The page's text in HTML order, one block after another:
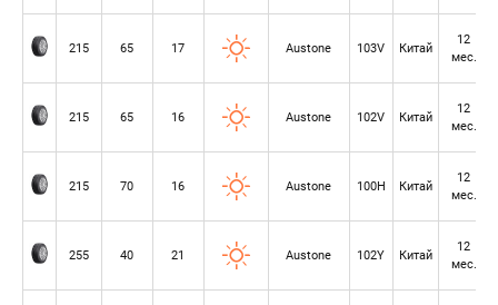
215 65 17 Austone 103V Китай
12
мес.
215 65 16 Austone 102V Китай
12
мес.
215 70 16 Austone 100H Китай
12
мес.
255 40 21 Austone 102Y Китай
12
мес.